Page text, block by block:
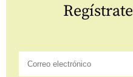
Regístrate